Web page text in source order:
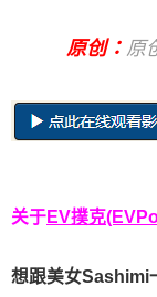
原创： 原
关于EV撲克
想跟美女Sashimi